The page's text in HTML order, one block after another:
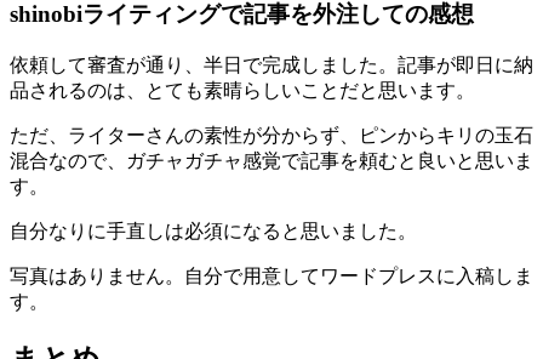
shinobiライティングで記事を外注しての感想
依頼して審査が通り、半日で完成しました。記事が即日に納
品されるのは、とても素晴らしいことだと思います。
ただ、ライターさんの素性が分からず、ピンからキリの玉石
混合なので、
ガチャガチャ感覚で記事を頼むと良いと思いま
す。
自分なりに手直しは必須になると思いました。
写真はありません。自分で用意してワードプレスに入稿しま
す。